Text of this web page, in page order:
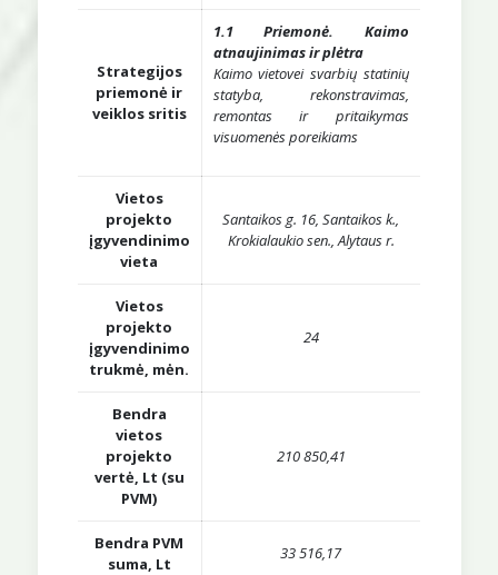
Strategijos
priemonė ir
veiklos sritis
1.1 Priemonė. Kaimo
atnaujinimas ir plėtra
Kaimo vietovei svarbių statinių
statyba, rekonstravimas,
remontas ir pritaikymas
visuomenės poreikiams
Vietos
projekto
įgyvendinimo
vieta
Santaikos g. 16, Santaikos k.,
Krokialaukio sen., Alytaus r.
Vietos
projekto
įgyvendinimo
trukmė, mėn.
24
Bendra
vietos
projekto
vertė, Lt (su
PVM)
210 850,41
Bendra PVM
suma, Lt
33 516,17